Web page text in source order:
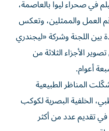
في صحراء ليوا بالعاصمة،
العمل والممثلين، وتعكس
بين اللجنة وشركة «ليجندري
الأجزاء الثلاثة من
أعوام.
المناظر الطبيعية
الخلفية البصرية لكوكب
تقديم عدد من أكثر